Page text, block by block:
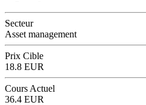
Secteur
Asset management
Prix Cible
18.8 EUR
Cours Actuel
36.4 EUR